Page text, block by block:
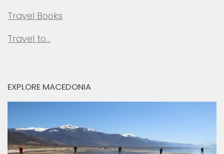
Travel Books
Travel to…
EXPLORE MACEDONIA